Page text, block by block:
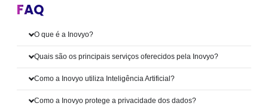
FAQ
O que é a Inovyo?
Quais são os principais serviços oferecidos pela Inovyo?
Como a Inovyo utiliza Inteligência Artificial?
Como a Inovyo protege a privacidade dos dados?